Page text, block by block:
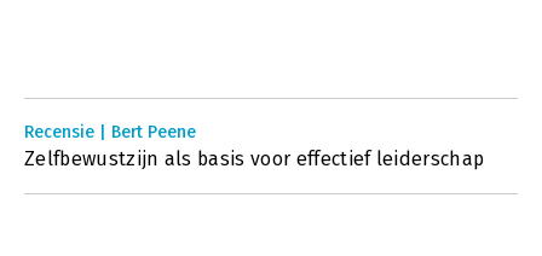
Recensie | Bert Peene
Zelfbewustzijn als basis voor effectief leiderschap